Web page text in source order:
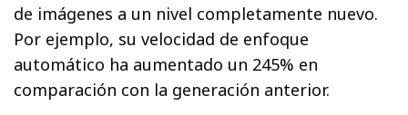
de imágenes a un nivel completamente nuevo.
Por ejemplo, su velocidad de enfoque
automático ha aumentado un 245% en
comparación con la generación anterior.